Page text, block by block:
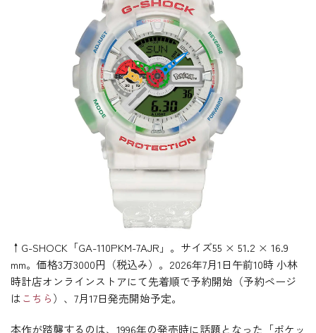
↑G-SHOCK「GA-110PKM-7AJR」。サイズ55 × 51.2 × 16.9
mm。価格3万3000円（税込み）。2026年7月1日午前10時 小林
時計店オンラインストアにて先着順で予約開始（予約ページ
はこちら）、7月17日発売開始予定。
本作が踏襲するのは、1996年の発売時に話題となった「ポケッ